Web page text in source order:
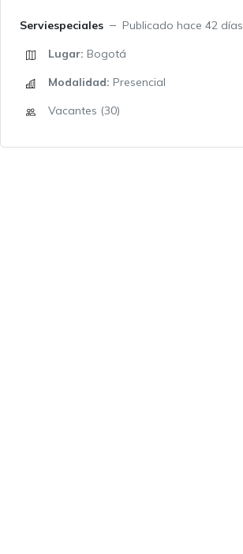
Serviespeciales
Publicado hace 42 días
Lugar: Bogotá
Modalidad: Presencial
Vacantes (30)